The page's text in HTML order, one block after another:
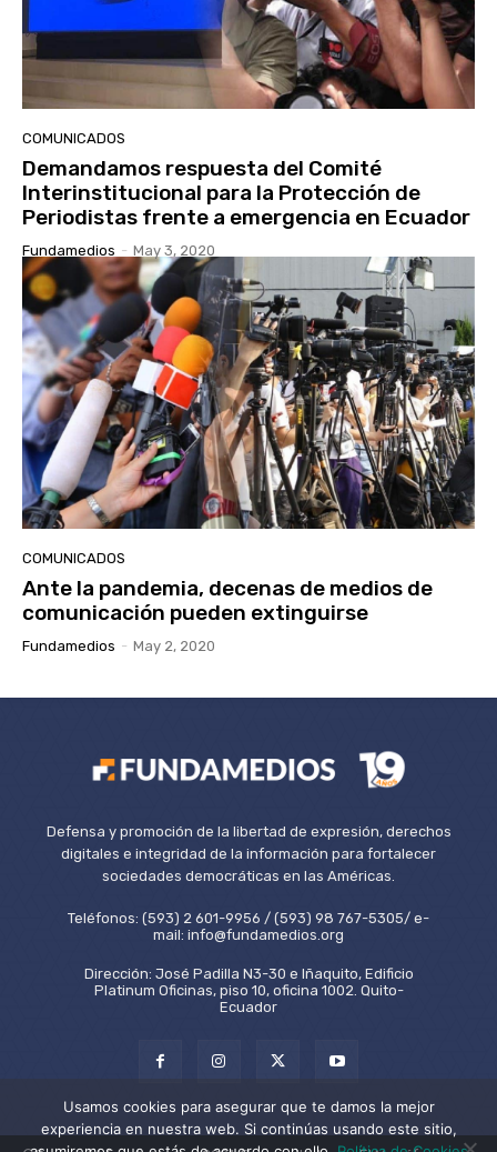
COMUNICADOS
Demandamos respuesta del Comité
Interinstitucional para la Protección de
Periodistas frente a emergencia en Ecuador
Fundamedios - May 3, 2020
COMUNICADOS
Ante la pandemia, decenas de medios de
comunicación pueden extinguirse
Fundamedios - May 2, 2020
Defensa y promoción de la libertad de expresión, derechos
digitales e integridad de la información para fortalecer
sociedades democráticas en las Américas.
Teléfonos: (593) 2 601-9956 / (593) 98 767-5305/ e-
mail: info@fundamedios.org
Dirección: José Padilla N3-30 e Iñaquito, Edificio
Platinum Oficinas, piso 10, oficina 1002. Quito-
Ecuador
Usamos cookies para asegurar que te damos la mejor
experiencia en nuestra web. Si continúas usando este sitio,